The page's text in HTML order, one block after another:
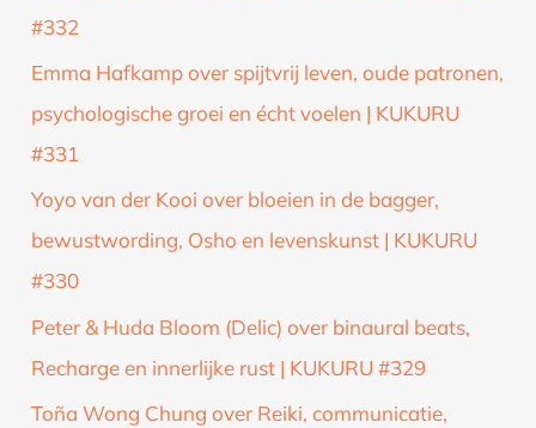
a
#332
Emma Hafkamp over spijtvrij leven, oude patronen,
psychologische groei en écht voelen | KUKURU
#331
Yoyo van der Kooi over bloeien in de bagger,
bewustwording, Osho en levenskunst | KUKURU
#330
Peter & Huda Bloom (Delic) over binaural beats,
Recharge en innerlijke rust | KUKURU #329
Toña Wong Chung over Reiki, communicatie,